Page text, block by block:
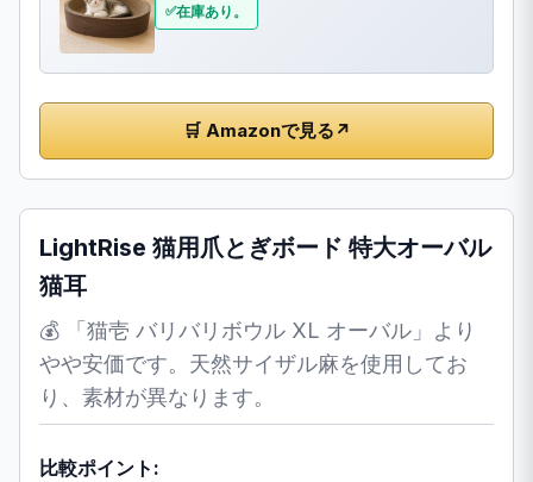
在庫あり。
🛒 Amazonで見る ↗
LightRise 猫用爪とぎボード 特大オーバル
猫耳
💰 「猫壱 バリバリボウル XL オーバル」より
やや安価です。天然サイザル麻を使用してお
り、素材が異なります。
比較ポイント: